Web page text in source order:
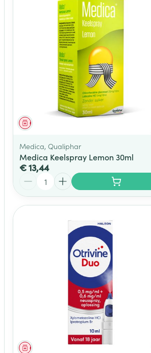
Geneesmiddel
Medica, Qualiphar
Medica Keelspray Lemon 30ml
€ 13,44
Geneesmiddel